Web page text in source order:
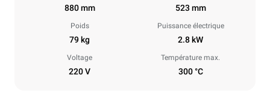
880 mm 523 mm
Poids
79 kg
Puissance électrique
2.8 kW
Voltage
220 V
Température max.
300 °C